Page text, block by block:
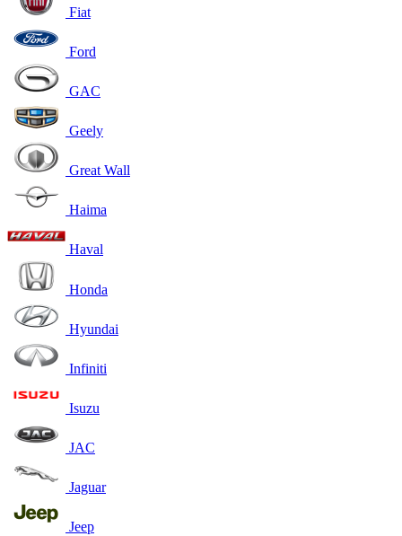
Fiat
Ford
GAC
Geely
Great Wall
Haima
Haval
Honda
Hyundai
Infiniti
Isuzu
JAC
Jaguar
Jeep